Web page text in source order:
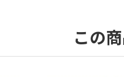
この